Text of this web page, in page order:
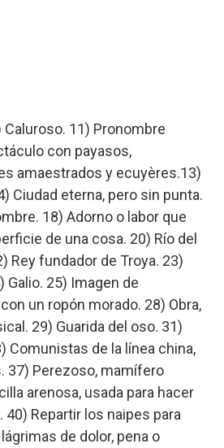
11) Pronombre
con payasos,
amaestrados y ecuyères.13)
Ciudad eterna, pero sin punta.
18) Adorno o labor que
de una cosa. 20) Río del
Rey fundador de Troya. 23)
Galio. 25) Imagen de
un ropón morado. 28) Obra,
29) Guarida del oso. 31)
Comunistas de la línea china,
37) Perezoso, mamífero
arenosa, usada para hacer
Repartir los naipes para
de dolor, pena o